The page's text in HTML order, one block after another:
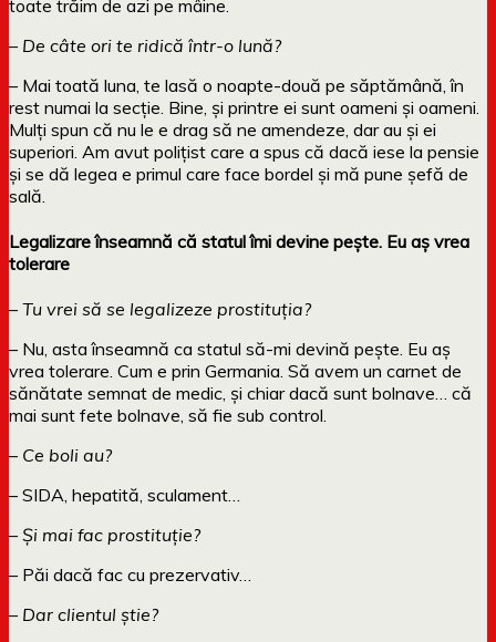
toate trăim de azi pe mâine.
– De câte ori te ridică într-o lună?
– Mai toată luna, te lasă o noapte-două pe săptămână, în
rest numai la secție. Bine, și printre ei sunt oameni și oameni.
Mulți spun că nu le e drag să ne amendeze, dar au și ei
superiori. Am avut polițist care a spus că dacă iese la pensie
și se dă legea e primul care face bordel și mă pune șefă de
sală.
Legalizare înseamnă că statul îmi devine pește. Eu aș vrea
tolerare
– Tu vrei să se legalizeze prostituția?
– Nu, asta înseamnă ca statul să-mi devină pește. Eu aș
vrea tolerare. Cum e prin Germania. Să avem un carnet de
sănătate semnat de medic, și chiar dacă sunt bolnave… că
mai sunt fete bolnave, să fie sub control.
– Ce boli au?
– SIDA, hepatită, sculament…
– Și mai fac prostituție?
– Păi dacă fac cu prezervativ…
– Dar clientul știe?